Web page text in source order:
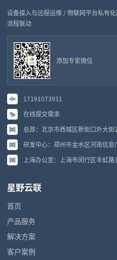
设备接入与远程运维 / 物联网平台私有
流程联动
添加专家微信
17191073931
在线提交需求
总部：北京市西城区新街口外大
研发中心：郑州市金水区河南信息
上海办公室：上海市闵行区丰虹
星野云联
首页
产品服务
解决方案
客户案例